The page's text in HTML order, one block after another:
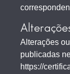
Alterações
publicadas
https://